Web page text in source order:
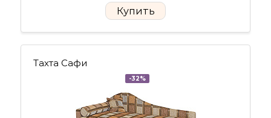
Купить
Тахта Сафи
-32%